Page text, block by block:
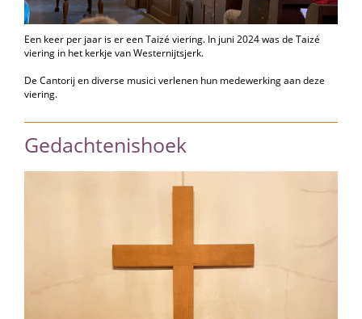
Een keer per jaar is er een Taizé viering. In juni 2024 was de Taizé
viering in het kerkje van Westernijtsjerk.
De Cantorij en diverse musici verlenen hun medewerking aan deze
viering.
Gedachtenishoek